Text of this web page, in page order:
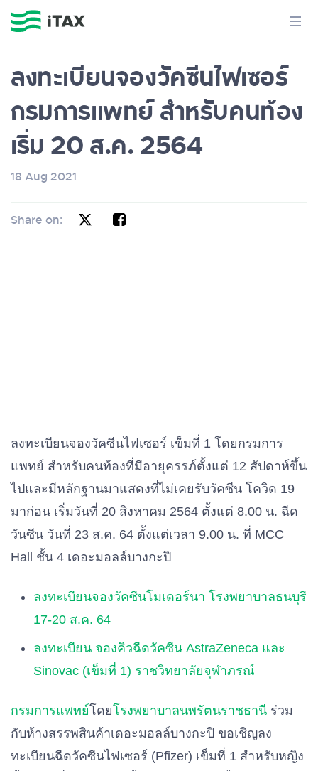
ลงทะเบียนจองวัคซีนไฟเซอร์
กรมการแพทย์ สำหรับคนท้อง
เริ่ม 20 ส.ค. 2564
18 Aug 2021
Share on:
ลงทะเบียนจองวัคซีนไฟเซอร์ เข็มที่ 1 โดยกรมการ
แพทย์ สำหรับคนท้องที่มีอายุครรภ์ตั้งแต่ 12 สัปดาห์ขึ้น
ไปและมีหลักฐานมาแสดงที่ไม่เคยรับวัคซีน โควิด 19
มาก่อน เริ่มวันที่ 20 สิงหาคม 2564 ตั้งแต่ 8.00 น. ฉีด
วันซีน วันที่ 23 ส.ค. 64 ตั้งแต่เวลา 9.00 น. ที่ MCC
Hall ชั้น 4 เดอะมอลล์บางกะปิ
ลงทะเบียนจองวัคซีนโมเดอร์นา โรงพยาบาลธนบุรี
17-20 ส.ค. 64
ลงทะเบียน จองคิวฉีดวัคซีน AstraZeneca และ
Sinovac (เข็มที่ 1) ราชวิทยาลัยจุฬาภรณ์
กรมการแพทย์โดยโรงพยาบาลนพรัตนราชธานี ร่วม
กับห้างสรรพสินค้าเดอะมอลล์บางกะปิ ขอเชิญลง
ทะเบียนฉีดวัคซีนไฟเซอร์ (Pfizer) เข็มที่ 1 สำหรับหญิง